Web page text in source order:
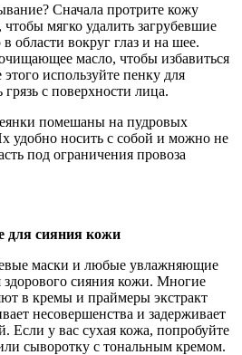
Сначала протрите кожу
мягко удалить загрубевшие
области вокруг глаз и на шее.
масло, чтобы избавиться
используйте пенку для
с поверхности лица.
помешаны на пудровых
удобно носить с собой и можно не
под ограничения провоза
для сияния кожи
маски и любые увлажняющие
здорового сияния кожи. Многие
в кремы и праймеры экстракт
несовершенства и задерживает
Если у вас сухая кожа, попробуйте
сыворотку с тональным кремом.